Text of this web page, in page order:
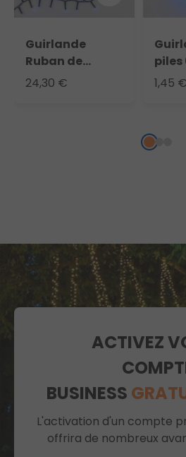
Guirlande
Ruban de
Lumière 20,5 m,
24,30 €
piles
1,45 €
ACTIVEZ
BUSINESS
L'activation d'un compte
offrira de nombreux